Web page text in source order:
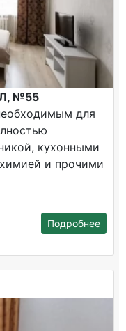
№55
для
кухонными
и прочими
Подробнее